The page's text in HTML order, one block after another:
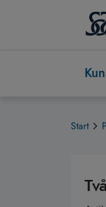
Start